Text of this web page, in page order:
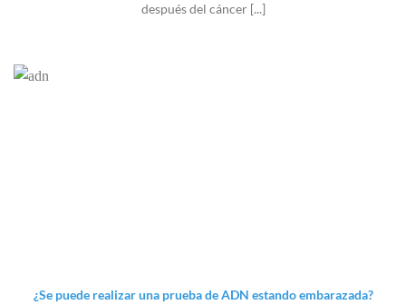
después del cáncer [...]
¿Se puede realizar una prueba de ADN estando embarazada?